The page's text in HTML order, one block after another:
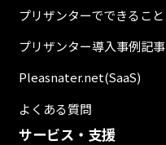
プリザンターでできること
プリザンター導入事例記事
Pleasnater.net(SaaS)
よくある質問
サービス・支援